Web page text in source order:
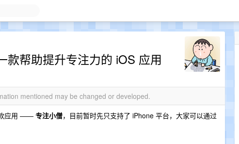
款帮助提升专注力的 iOS 应用
mentioned may be changed or developed.
款应用 —— 专注小僧，目前暂时先只支持了 iPhone 平台，大家可以通过